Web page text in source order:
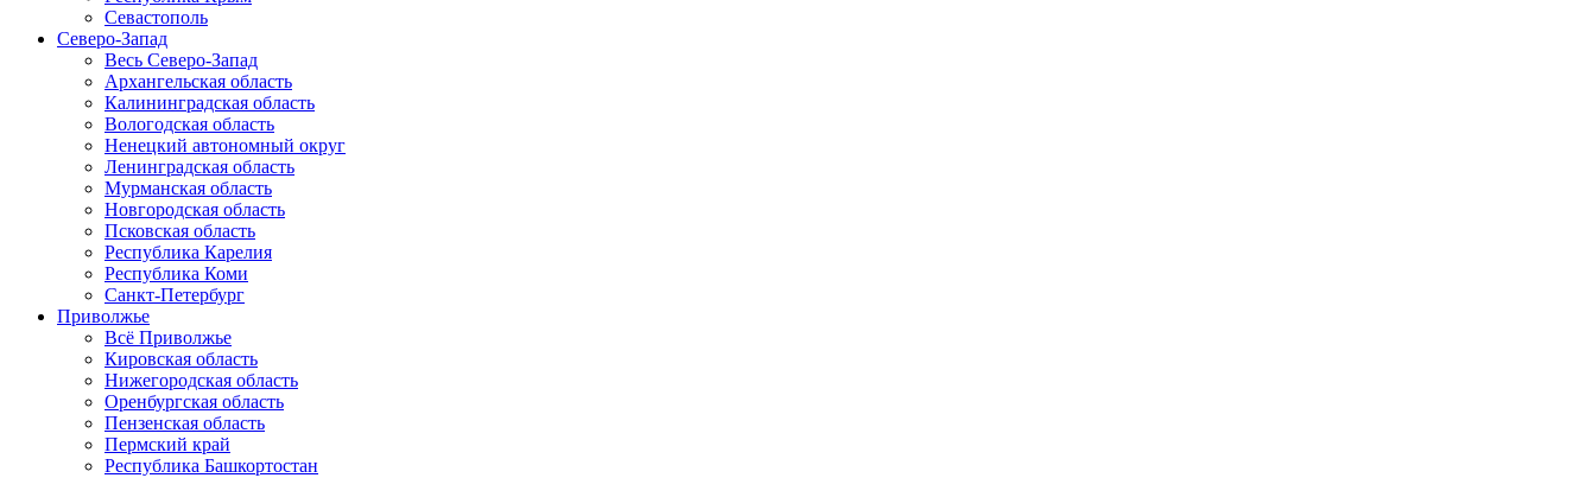
Севастополь
Северо-Запад
Весь Северо-Запад
Архангельская область
Калининградская область
Вологодская область
Ненецкий автономный округ
Ленинградская область
Мурманская область
Новгородская область
Псковская область
Республика Карелия
Республика Коми
Санкт-Петербург
Приволжье
Всё Приволжье
Кировская область
Нижегородская область
Оренбургская область
Пензенская область
Пермский край
Республика Башкортостан